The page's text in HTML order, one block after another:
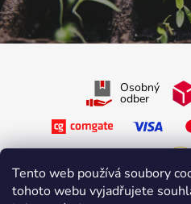
Tento web používá soubory
tohoto webu vyjadřujete
Osobný
odber